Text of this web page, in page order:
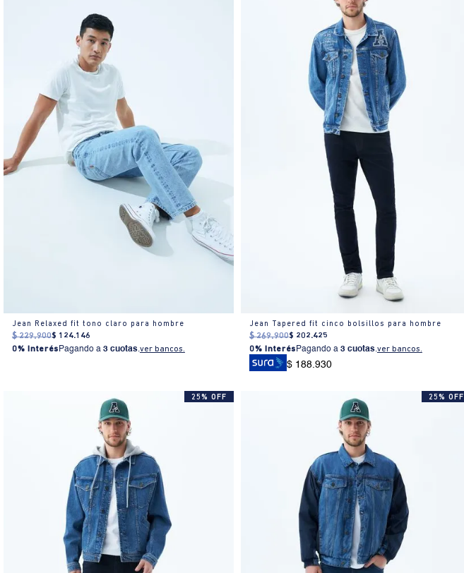
Jean Relaxed fit tono claro para hombre
$ 229.900$ 124.146
0% Interés Pagando a 3 cuotas.ver bancos.
Jean Tapered fit cinco bolsillos para hombre
$ 269.900$ 202.425
0% Interés Pagando a 3 cuotas.ver bancos.
$ 188.930
25% OFF 25% OFF